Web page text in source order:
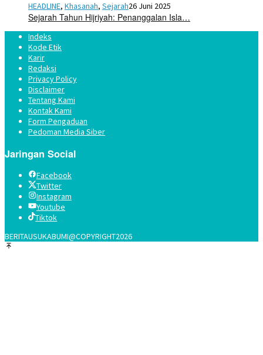
HEADLINE, Khasanah, Sejarah26 Juni 2025
Sejarah Tahun Hijriyah: Penanggalan Isla…
Indeks
Kode Etik
Karir
Redaksi
Privacy Policy
Disclaimer
Tentang Kami
Kontak Kami
Form Pengaduan
Pedoman Media Siber
Jaringan Social
Facebook
Twitter
Instagram
Youtube
Tiktok
BERITAUSUKABUMI@COPYRIGHT2026